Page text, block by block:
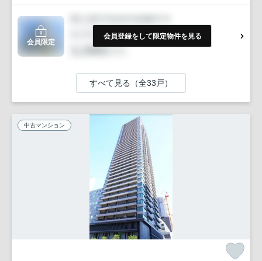
会員限定
会員登録をして限定物件を見る
すべて見る（全33戸）
中古マンション